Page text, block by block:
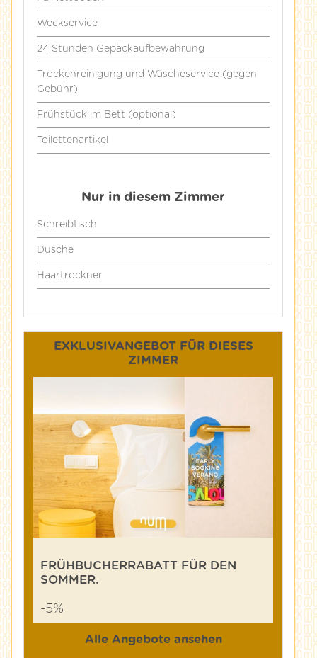
Weckservice
24 Stunden Gepäckaufbewahrung
Trockenreinigung und Wäscheservice (gegen
Gebühr)
Frühstück im Bett (optional)
Toilettenartikel
Nur in diesem Zimmer
Schreibtisch
Dusche
Haartrockner
EXKLUSIVANGEBOT FÜR DIESES
ZIMMER
FRÜHBUCHERRABATT FÜR DEN
SOMMER.
-5%
Alle Angebote ansehen